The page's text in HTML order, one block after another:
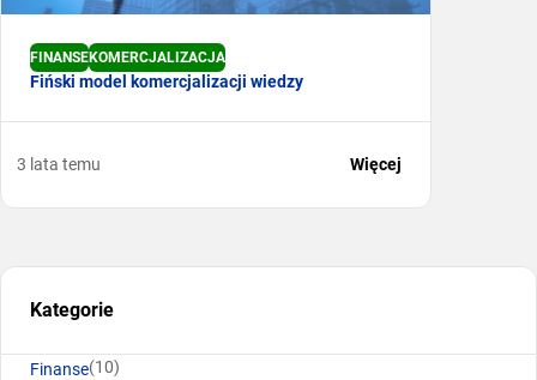
Kategorie
Finanse(10)
FINANSEKOMERCJALIZACJA
Fiński model komercjalizacji wiedzy
3 lata temu Więcej